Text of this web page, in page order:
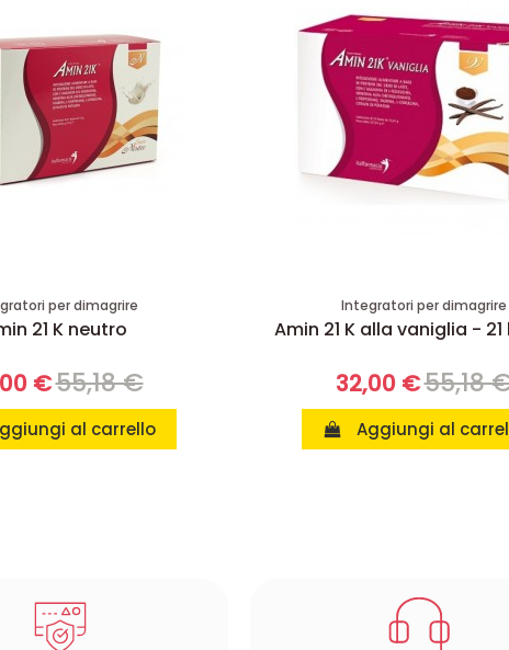
per dimagrire
21 K neutro
€55,18 €
al carrello
Integratori per dimagrire
Amin 21 K alla vaniglia -
32,00 €55,18
Aggiungi al